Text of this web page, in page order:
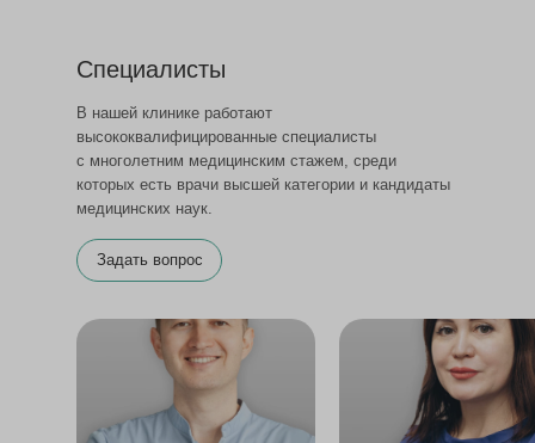
Специалисты
В нашей клинике работают
высококвалифицированные специалисты
с многолетним медицинским стажем, среди
которых есть врачи высшей категории и кандидаты
медицинских наук.
Задать вопрос